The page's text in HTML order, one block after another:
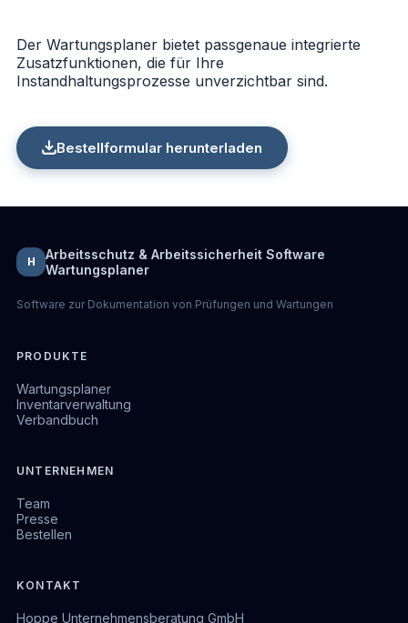
Der Wartungsplaner bietet passgenaue integrierte
Zusatzfunktionen, die für Ihre
Instandhaltungsprozesse unverzichtbar sind.
Bestellformular herunterladen
H
Arbeitsschutz & Arbeitssicherheit Software
Wartungsplaner
Software zur Dokumentation von Prüfungen und Wartungen
PRODUKTE
Wartungsplaner
Inventarverwaltung
Verbandbuch
UNTERNEHMEN
Team
Presse
Bestellen
KONTAKT
Hoppe Unternehmensberatung GmbH